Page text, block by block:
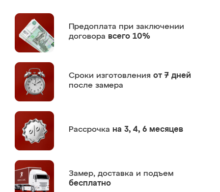
Предоплата при заключении
договора всего 10%
Сроки изготовления от 7 дней
после замера
Рассрочка на 3, 4, 6 месяцев
Замер, доставка и подъем
бесплатно